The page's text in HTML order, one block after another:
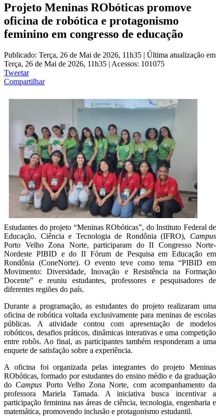
Projeto Meninas RObóticas promove
oficina de robótica e protagonismo
feminino em congresso de educação
Publicado: Terça, 26 de Mai de 2026, 11h35 | Última atualização em
Terça, 26 de Mai de 2026, 11h35 | Acessos: 101075
Tweetar
Compartilhar
Estudantes do projeto “Meninas RObóticas”, do Instituto Federal de
Educação, Ciência e Tecnologia de Rondônia (IFRO), Campus
Porto Velho Zona Norte, participaram do II Congresso Norte-
Nordeste PIBID e do II Fórum de Pesquisa em Educação em
Rondônia (ConeNorte). O evento teve como tema “PIBID em
Movimento: Diversidade, Inovação e Resistência na Formação
Docente” e reuniu estudantes, professores e pesquisadores de
diferentes regiões do país.
Durante a programação, as estudantes do projeto realizaram uma
oficina de robótica voltada exclusivamente para meninas de escolas
públicas. A atividade contou com apresentação de modelos
robóticos, desafios práticos, dinâmicas interativas e uma competição
entre robôs. Ao final, as participantes também responderam a uma
enquete de satisfação sobre a experiência.
A oficina foi organizada pelas integrantes do projeto Meninas
RObóticas, formado por estudantes do ensino médio e da graduação
do Campus Porto Velho Zona Norte, com acompanhamento da
professora Mariela Tamada. A iniciativa busca incentivar a
participação feminina nas áreas de ciência, tecnologia, engenharia e
matemática, promovendo inclusão e protagonismo estudantil.